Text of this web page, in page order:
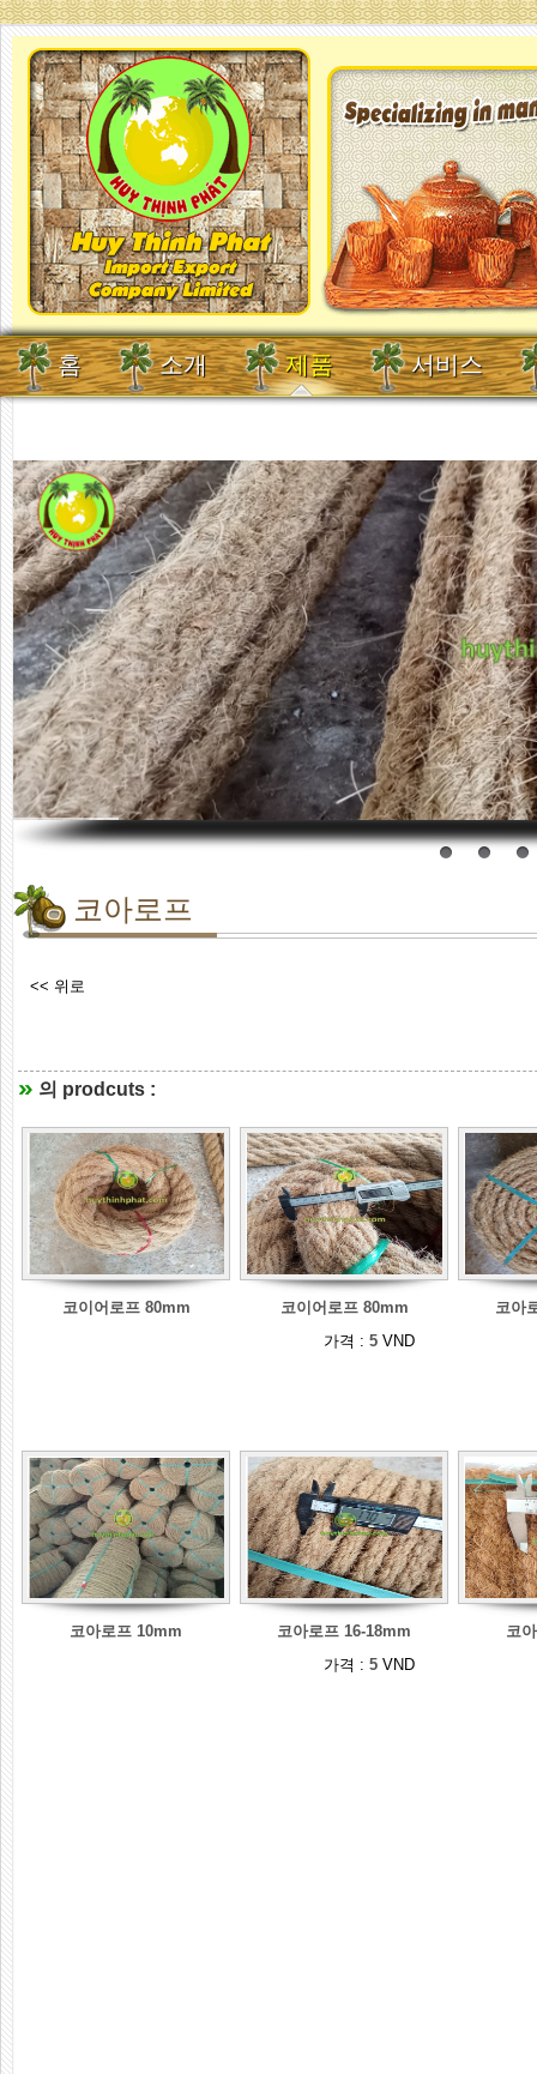
홈 소개 제품 서비스
코아로프
<< 위로
의 prodcuts :
코이어로프 80mm
가격 : 5 VND
코이어로프 80mm 코아
코아로프 10mm
가격 : 5 VND
코아로프 16-18mm 코